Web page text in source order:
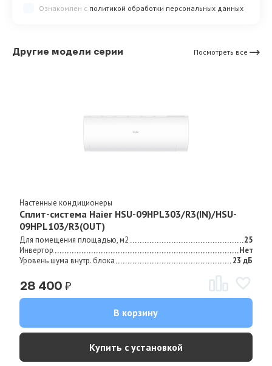
Ознакомлен с политикой обработки персональных данных
Другие модели серии Посмотреть все
Настенные кондиционеры
Сплит-система Haier HSU-09HPL303/R3(IN)/HSU-
09HPL103/R3(OUT)
Для помещения площадью, м2
25
Инвертор
Нет
Уровень шума внутр. блока
23 дБ
28 400 ₽
В корзину
Купить с установкой